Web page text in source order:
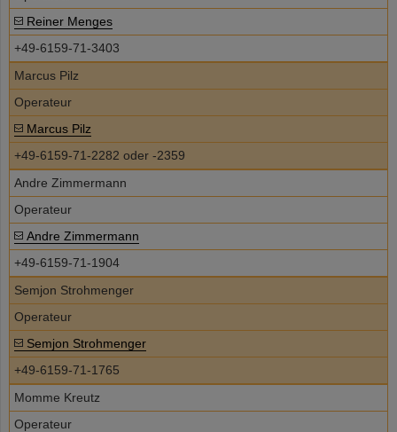
Reiner Menges
+49-6159-71-3403
Marcus Pilz
Operateur
Marcus Pilz
+49-6159-71-2282 oder -2359
Andre Zimmermann
Operateur
Andre Zimmermann
+49-6159-71-1904
Semjon Strohmenger
Operateur
Semjon Strohmenger
+49-6159-71-1765
Momme Kreutz
Operateur